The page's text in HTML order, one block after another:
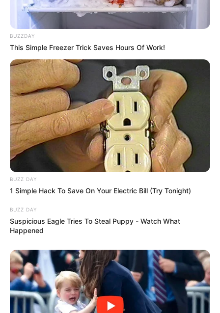
BUZZDAY
This Simple Freezer Trick Saves Hours Of Work!
BUZZ DAY
1 Simple Hack To Save On Your Electric Bill (Try Tonight)
BUZZ DAY
Suspicious Eagle Tries To Steal Puppy - Watch What
Happened